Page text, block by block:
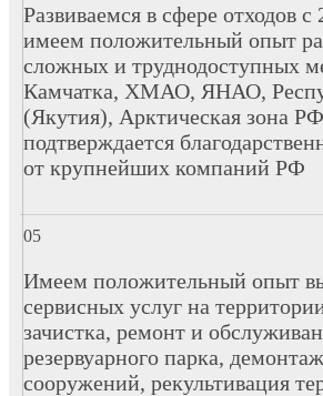
Развиваемся в сфере отходов с
имеем положительный опыт
сложных и труднодоступных
Камчатка, ХМАО, ЯНАО,
(Якутия), Арктическая зона
подтверждается
от крупнейших компаний РФ
Имеем положительный опыт
сервисных услуг на
зачистка, ремонт и
резервуарного парка,
сооружений, рекультивация